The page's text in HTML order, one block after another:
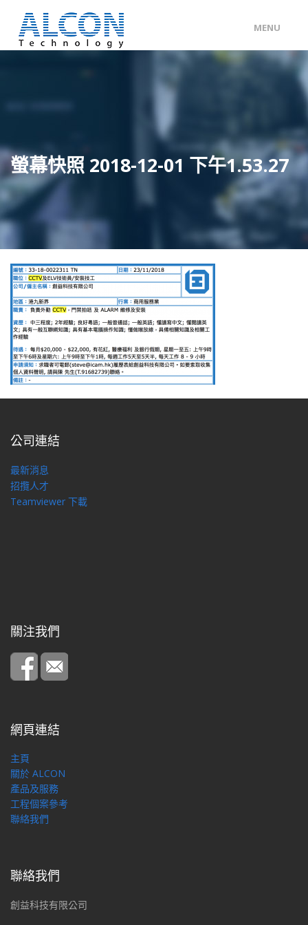
MENU
ENG / 中文
產品及服務
工程個案
聯絡我們
螢幕快照 2018-12-01 下午1.53.27
公司連結
最新消息
招攬人才
Teamviewer 下載
關注我們
網頁連結
主頁
關於 ALCON
產品及服務
工程個案參考
聯絡我們
聯絡我們
創益科技有限公司